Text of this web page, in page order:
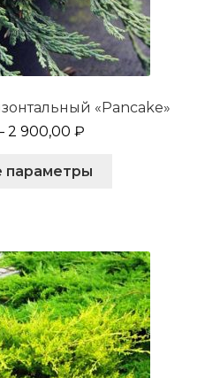
«Pancake»
2 900,00 ₽
параметры
можно
выбрать
на
странице
товара.